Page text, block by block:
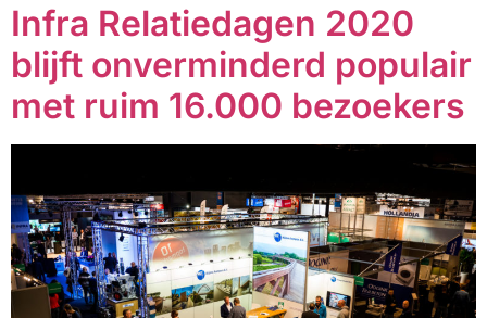
Infra Relatiedagen 2020
blijft onverminderd populair
met ruim 16.000 bezoekers